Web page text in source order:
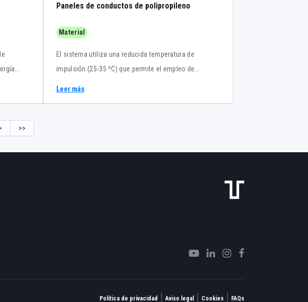
Paneles de conductos de polipropileno
Material
El sistema utiliza una reducida temperatura de
impulsión (25-35 ºC) que permite el empleo de
Leer más
>>
Política de privacidad Aviso legal Cookies FAQs